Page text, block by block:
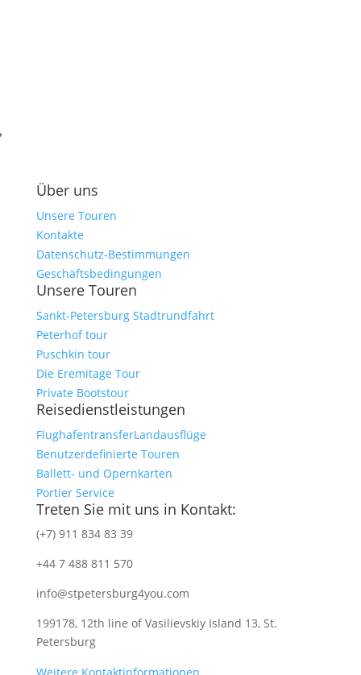
Über uns
Unsere Touren
Kontakte
Datenschutz-Bestimmungen
Geschäftsbedingungen
Unsere Touren
Sankt-Petersburg Stadtrundfahrt
Peterhof tour
Puschkin tour
Die Eremitage Tour
Private Bootstour
Reisedienstleistungen
FlughafentransferLandausflüge
Benutzerdefinierte Touren
Ballett- und Opernkarten
Portier Service
Treten Sie mit uns in Kontakt:
(+7) 911 834 83 39
+44 7 488 811 570
info@stpetersburg4you.com
199178, 12th line of Vasilievskiy Island 13, St.
Petersburg